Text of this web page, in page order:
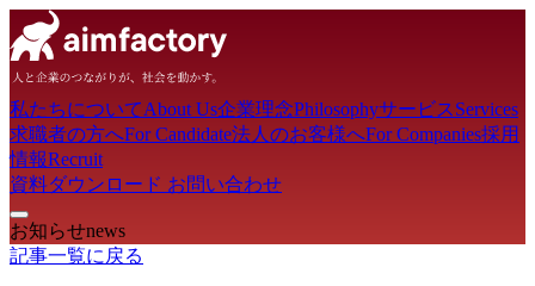
私たちについてAbout Us企業理念PhilosophyサービスServices
求職者の方へFor Candidate法人のお客様へFor Companies採用
情報Recruit
資料ダウンロード お問い合わせ
お知らせnews
記事一覧に戻る